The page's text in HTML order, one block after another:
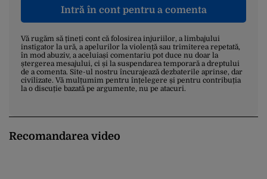
Intră în cont pentru a comenta
Vă rugăm să țineți cont că folosirea injuriilor, a limbajului
instigator la ură, a apelurilor la violență sau trimiterea repetată,
în mod abuziv, a aceluiași comentariu pot duce nu doar la
ștergerea mesajului, ci și la suspendarea temporară a dreptului
de a comenta. Site-ul nostru încurajează dezbaterile aprinse, dar
civilizate. Vă mulțumim pentru înțelegere și pentru contribuția
la o discuție bazată pe argumente, nu pe atacuri.
Recomandarea video